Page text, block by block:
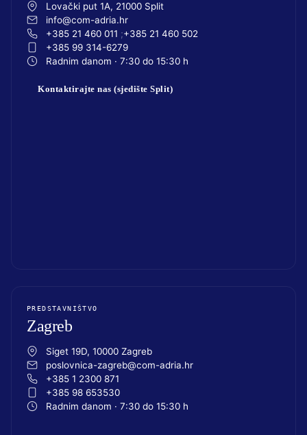
Lovački put 1A, 21000 Split
info@com-adria.hr
+385 21 460 011
+385 21 460 502
+385 99 314-6279
Radnim danom · 7:30 do 15:30 h
Kontaktirajte nas (sjedište Split)
PREDSTAVNIŠTVO
Zagreb
Siget 19D, 10000 Zagreb
poslovnica-zagreb@com-adria.hr
+385 1 2300 871
+385 98 653530
Radnim danom · 7:30 do 15:30 h